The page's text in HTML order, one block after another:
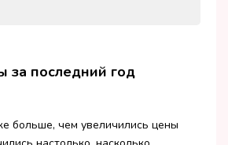
за последний год
больше, чем увеличились цены